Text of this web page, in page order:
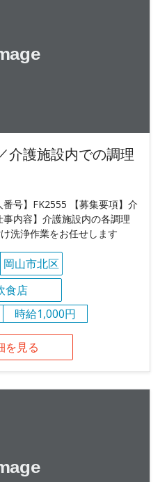
介護施設内での調理
番号】FK2555 【募集要項】介
内容】介護施設内の各調理
洗浄作業をお任せします
岡山市北区
食店
時給1,000円
を見る